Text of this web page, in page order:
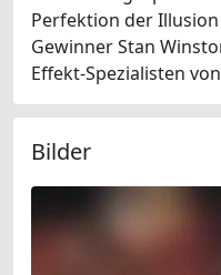
Perfektion der
Gewinner Stan
Effekt-Spezialisten
Bilder